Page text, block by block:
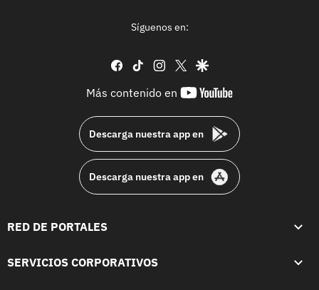
Síguenos en:
facebook
tiktok instagram
twittergoogle
Más contenido en
youtube-
Descarga nuestra app en
Descarga nuestra app en
RED DE PORTALES
SERVICIOS CORPORATIVOS